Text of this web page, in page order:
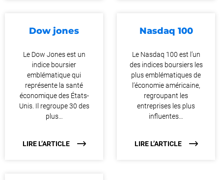
Dow jones
Le Dow Jones est un
indice boursier
emblématique qui
représente la santé
économique des États-
Unis. Il regroupe 30 des
plus…
LIRE L’ARTICLE
Nasdaq 100
Le Nasdaq 100 est l’un
des indices boursiers les
plus emblématiques de
l’économie américaine,
regroupant les
entreprises les plus
influentes…
LIRE L’ARTICLE